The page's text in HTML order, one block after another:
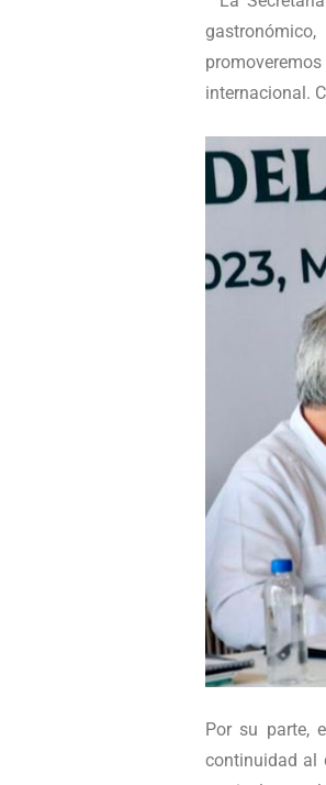
internacional.
Por su parte,
continuidad al